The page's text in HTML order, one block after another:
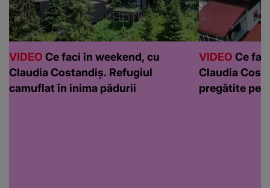
VIDEO Ce faci în weekend, cu
Claudia Costandiș. Refugiul
camuflat în inima pădurii
VIDEO Ce
Claudia
pregătite